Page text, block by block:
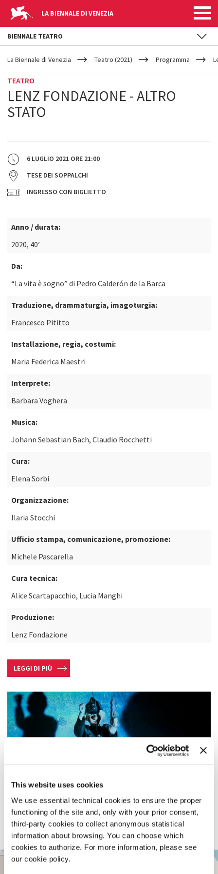
This website uses cookies
We use essential technical cookies to ensure the proper
functioning of the site and, only with your prior consent,
third-party cookies to collect anonymous statistical
information about browsing. You can choose which
cookies to authorize. For more information, please see
our cookie policy.
LA BIENNALE DI VENEZIA
YOUR
ARE
La Biennale di Venezia Teatro (2021) Programma
TEATRO
LENZ FONDAZIONE - ALTRO
STATO
6 LUGLIO 2021 ORE 21:00
TESE DEI SOPPALCHI
INGRESSO CON BIGLIETTO
Anno / durata:
2020, 40’
Da:
“La vita è sogno” di Pedro Calderón de la Barca
Traduzione, drammaturgia, imagoturgia:
Francesco Pititto
Installazione, regia, costumi:
Maria Federica Maestri
Interprete:
Barbara Voghera
Musica:
Johann Sebastian Bach, Claudio Rocchetti
Cura:
Elena Sorbi
Organizzazione:
Ilaria Stocchi
Ufficio stampa, comunicazione, promozione:
Michele Pascarella
Cura tecnica:
Alice Scartapacchio, Lucia Manghi
Produzione:
Lenz Fondazione
LEGGI DI PIÙ
TESE
BIENNALE TEATRO